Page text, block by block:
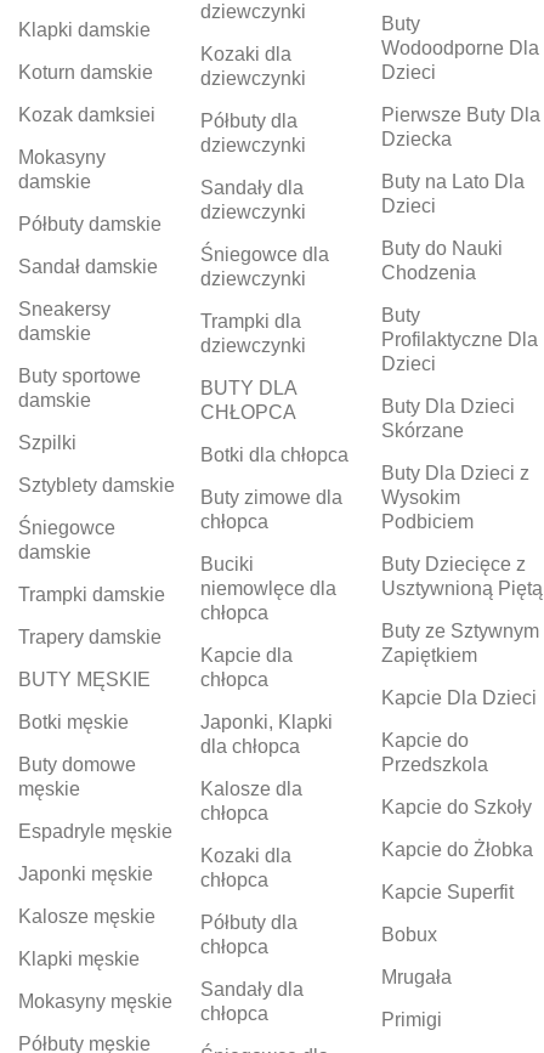
Klapki damskie
Koturn damskie
Kozak damksiei
Mokasyny
damskie
Półbuty damskie
Sandał damskie
Sneakersy
damskie
Buty sportowe
damskie
Szpilki
Sztyblety damskie
Śniegowce
damskie
Trampki damskie
Trapery damskie
BUTY MĘSKIE
Botki męskie
Buty domowe
męskie
Espadryle męskie
Japonki męskie
Kalosze męskie
Klapki męskie
Mokasyny męskie
Półbuty męskie
dziewczynki
Kozaki dla
dziewczynki
Półbuty dla
dziewczynki
Sandały dla
dziewczynki
Śniegowce dla
dziewczynki
Trampki dla
dziewczynki
BUTY DLA
CHŁOPCA
Botki dla chłopca
Buty zimowe dla
chłopca
Buciki
niemowlęce dla
chłopca
Kapcie dla
chłopca
Japonki, Klapki
dla chłopca
Kalosze dla
chłopca
Kozaki dla
chłopca
Półbuty dla
chłopca
Sandały dla
chłopca
Buty
Wodoodporne Dla
Dzieci
Pierwsze Buty Dla
Dziecka
Buty na Lato Dla
Dzieci
Buty do Nauki
Chodzenia
Buty
Profilaktyczne Dla
Dzieci
Buty Dla Dzieci
Skórzane
Buty Dla Dzieci z
Wysokim
Podbiciem
Buty Dziecięce z
Usztywnioną Piętą
Buty ze Sztywnym
Zapiętkiem
Kapcie Dla Dzieci
Kapcie do
Przedszkola
Kapcie do Szkoły
Kapcie do Żłobka
Kapcie Superfit
Bobux
Mrugała
Primigi